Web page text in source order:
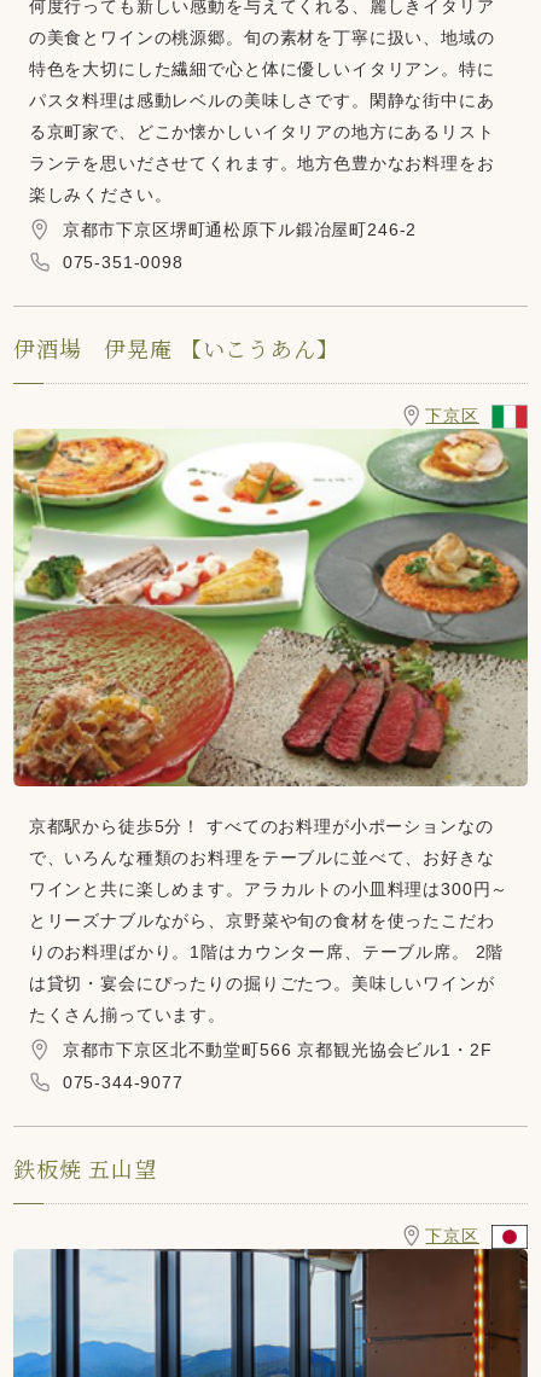
何度行っても新しい感動を与えてくれる、麗しきイタリア
の美食とワインの桃源郷。旬の素材を丁寧に扱い、地域の
特色を大切にした繊細で心と体に優しいイタリアン。特に
パスタ料理は感動レベルの美味しさです。閑静な街中にあ
る京町家で、どこか懐かしいイタリアの地方にあるリスト
ランテを思いださせてくれます。地方色豊かなお料理をお
楽しみください。
京都市下京区堺町通松原下ル鍛冶屋町246-2
075-351-0098
伊酒場 伊晃庵 【いこうあん】
下京区
京都駅から徒歩5分！ すべてのお料理が小ポーションなの
で、いろんな種類のお料理をテーブルに並べて、お好きな
ワインと共に楽しめます。アラカルトの小皿料理は300円～
とリーズナブルながら、京野菜や旬の食材を使ったこだわ
りのお料理ばかり。1階はカウンター席、テーブル席。 2階
は貸切・宴会にぴったりの掘りごたつ。美味しいワインが
たくさん揃っています。
京都市下京区北不動堂町566 京都観光協会ビル1・2F
075-344-9077
鉄板焼 五山望
下京区